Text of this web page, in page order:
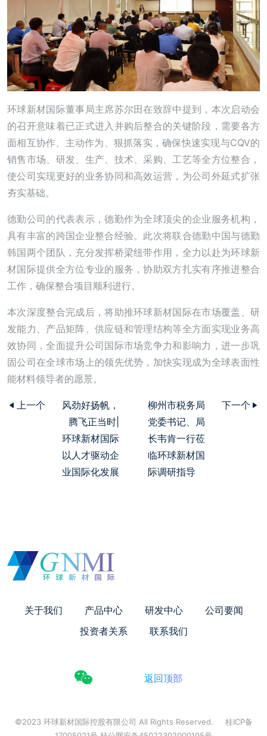
环球新材国际董事局主席苏尔田在致辞中提到，本次启动会
的召开意味着已正式进入并购后整合的关键阶段，需要各方
面相互协作、主动作为、狠抓落实，确保快速实现与CQV的
销售市场、研发、生产、技术、采购、工艺等全方位整合，
使公司实现更好的业务协同和高效运营，为公司外延式扩张
夯实基础。
德勤公司的代表表示，德勤作为全球顶尖的企业服务机构，
具有丰富的跨国企业整合经验。此次将联合德勤中国与德勤
韩国两个团队，充分发挥桥梁纽带作用，全力以赴为环球新
材国际提供全方位专业的服务，协助双方扎实有序推进整合
工作，确保整合项目顺利进行。
本次深度整合完成后，将助推环球新材国际在市场覆盖、研
发能力、产品矩阵、供应链和管理结构等全方面实现业务高
效协同，全面提升公司国际市场竞争力和影响力，进一步巩
固公司在全球市场上的领先优势，加快实现成为全球表面性
能材料领导者的愿景。
上一个
风劲好扬帆，
腾飞正当时|
环球新材国际
以人才驱动企
业国际化发展
柳州市税务局
党委书记、局
长韦肯一行莅
临环球新材国
际调研指导
下一个
关于我们 产品中心 研发中心
公司要闻
投资者关系
联系我们
返回顶部
©2023 环球新材国际控股有限公司 All Rights Reserved.
桂ICP备